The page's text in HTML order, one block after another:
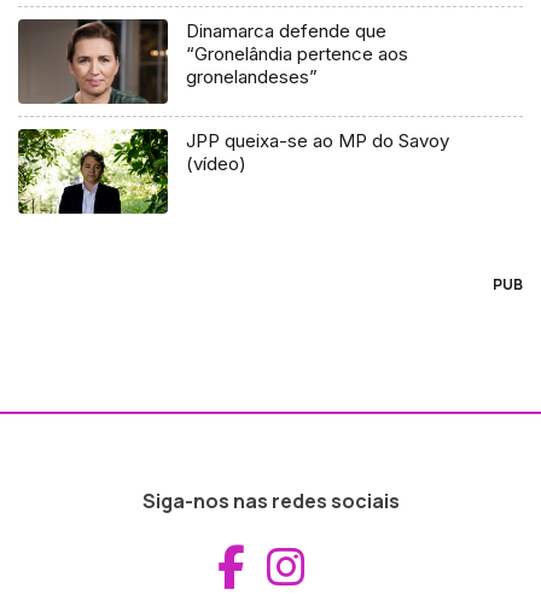
Dinamarca defende que
“Gronelândia pertence aos
gronelandeses”
JPP queixa-se ao MP do Savoy
(vídeo)
PUB
Siga-nos nas redes sociais
Aceder ao